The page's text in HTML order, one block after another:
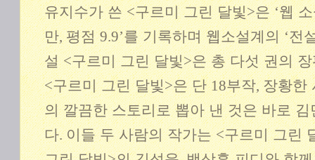
유지수가 쓴<구르미 그린 달빛>은‘웹
만,평점9.9’를 기록하며 웹소설계의‘전
설<구르미 그린 달빛>은 총 다섯 권의
<구르미 그린 달빛>은 단18부작,장황한
의 깔끔한 스토리로 뽑아 낸 것은 바로 김
다.이들 두 사람의 작가는<구르미 그린